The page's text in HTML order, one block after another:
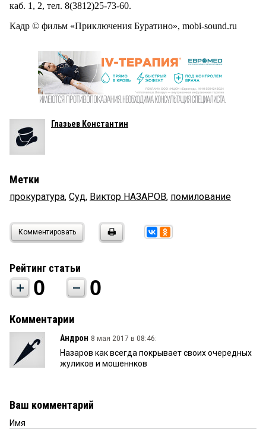
каб. 1, 2, тел. 8(3812)25-73-60.
Кадр © фильм «Приключения Буратино», mobi-sound.ru
Глазьев Константин
Метки
прокуратура, Суд, Виктор НАЗАРОВ, помилование
Комментировать
Рейтинг статьи
0 0
Комментарии
Андрон 8 мая 2017 в 08:46:
Назаров как всегда покрывает своих очередных
жуликов и мошеннков
Ваш комментарий
Имя